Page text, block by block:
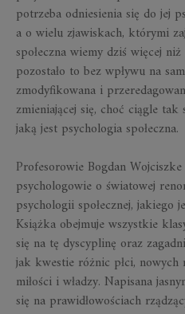
potrzeba odniesienia się do jej
a o wielu zjawiskach, którymi
społeczna wiemy dziś więcej
pozostało to bez wpływu na
zmodyfikowana i
zmieniającej się, choć ciągle tak
jaką jest psychologia społeczna.
Profesorowie Bogdan
psychologowie o światowej
psychologii społecznej, jakiego
Książka obejmuje wszystkie
się na tę dyscyplinę oraz
jak kwestie różnic płci, nowych
miłości i władzy. Napisana
się na prawidłowościach